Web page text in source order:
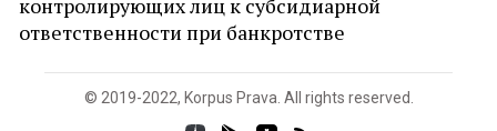
ответственности при банкротстве
© 2019-2022, Korpus Prava. All rights reserved.